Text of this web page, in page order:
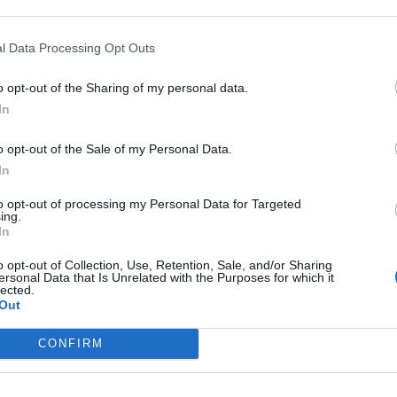
Data Processing Opt Outs
opt-out of the Sharing of my personal data.
opt-out of the Sale of my Personal Data.
opt-out of processing my Personal Data for Targeted
opt-out of Collection, Use, Retention, Sale, and/or Sharing
Data that Is Unrelated with the Purposes for which it
CONFIRM
—
( 4.382.886 euro) è in linea con lamediana delle
euro
divisione ATECO e provincia.